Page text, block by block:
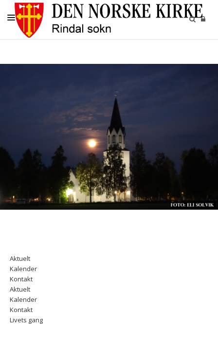
Aktuelt
Kalender
Kontakt
Aktuelt
Kalender
Kontakt
Livets gang